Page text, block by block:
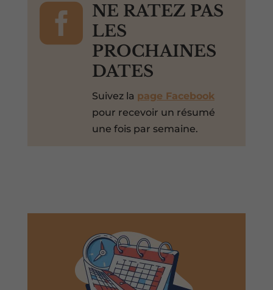

NE RATEZ PAS
LES
PROCHAINES
DATES
Suivez la page Facebook
pour recevoir un résumé
une fois par semaine.